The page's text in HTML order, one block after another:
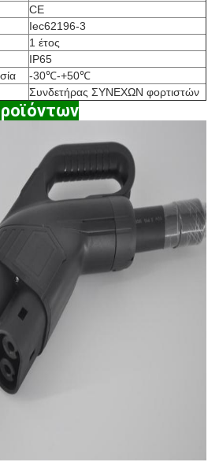
CE
Iec62196-3
1 έτος
IP65
-30℃-+50℃
Συνδετήρας ΣΥΝΕΧΩΝ φορτιστών